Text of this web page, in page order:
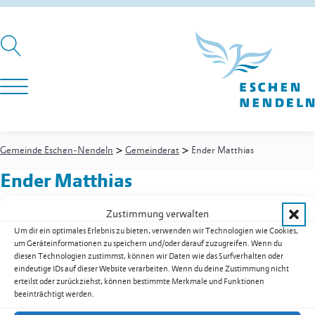
Zustimmung verwalten
Um dir ein optimales Erlebnis zu bieten, verwenden wir Technologien wie Cookies,
um Geräteinformationen zu speichern und/oder darauf zuzugreifen. Wenn du
diesen Technologien zustimmst, können wir Daten wie das Surfverhalten oder
eindeutige IDs auf dieser Website verarbeiten. Wenn du deine Zustimmung nicht
erteilst oder zurückziehst, können bestimmte Merkmale und Funktionen
beeinträchtigt werden.
Gemeinde Eschen-Nendeln > Gemeinderat > Ender Matthias
Ender Matthias
Gemeinderat
Ressort: Natur, Umwelt und Energie
E-Mailmatthias.ender@gr.eschen.li
Ansprechpartner & Kontakte